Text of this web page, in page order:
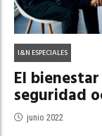
I&N ESPECIALES
El
seguridad
junio 2022